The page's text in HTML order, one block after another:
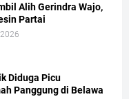
Alih Gerindra Wajo,
Partai
Diduga Picu
Panggung di Belawa